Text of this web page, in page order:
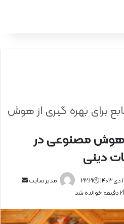
هوش مصنوعی در
دینی
برای بهره ‌گیری از هوش
مدیر سایت
ا